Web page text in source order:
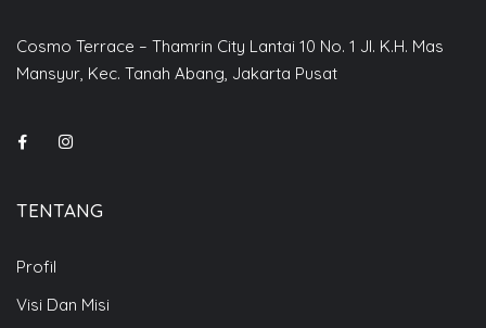
Cosmo Terrace – Thamrin City Lantai 10 No. 1 Jl. K.H. Mas
Mansyur, Kec. Tanah Abang, Jakarta Pusat
TENTANG
Profil
Visi Dan Misi